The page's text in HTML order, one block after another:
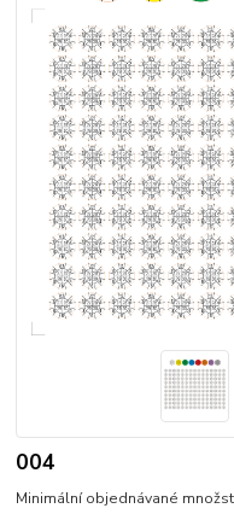
004
Minimální objednávané